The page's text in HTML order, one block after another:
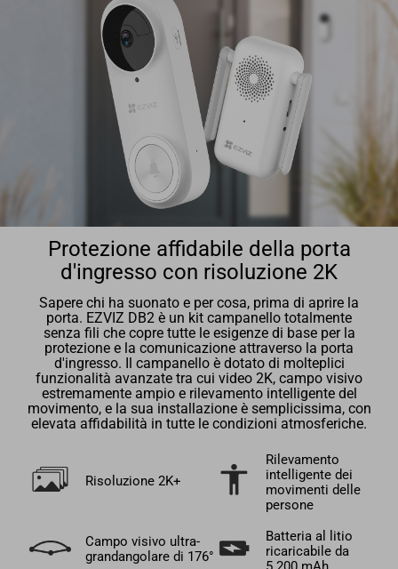
Protezione affidabile della porta
d'ingresso con risoluzione 2K
Sapere chi ha suonato e per cosa, prima di aprire la
porta. EZVIZ DB2 è un kit campanello totalmente
senza fili che copre tutte le esigenze di base per la
protezione e la comunicazione attraverso la porta
d'ingresso. Il campanello è dotato di molteplici
funzionalità avanzate tra cui video 2K, campo visivo
estremamente ampio e rilevamento intelligente del
movimento, e la sua installazione è semplicissima, con
elevata affidabilità in tutte le condizioni atmosferiche.
Risoluzione 2K+
Rilevamento
intelligente dei
movimenti delle
persone
Campo visivo ultra-
grandangolare di 176°
Batteria al litio
ricaricabile da